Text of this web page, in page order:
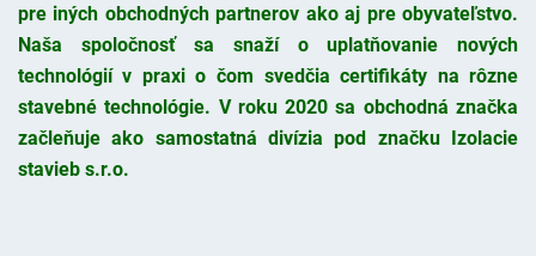
pre iných obchodných partnerov ako aj pre obyvateľstvo.
Naša spoločnosť sa snaží o uplatňovanie nových
technológií v praxi o čom svedčia certifikáty na rôzne
stavebné technológie. V roku 2020 sa obchodná značka
začleňuje ako samostatná divízia pod značku Izolacie
stavieb s.r.o.